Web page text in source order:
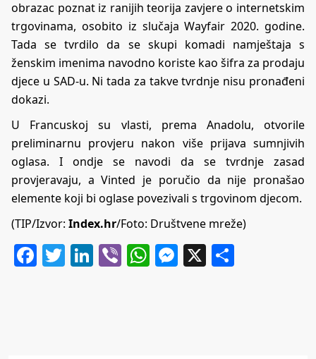
obrazac poznat iz ranijih teorija zavjere o internetskim
trgovinama, osobito iz slučaja Wayfair 2020. godine.
Tada se tvrdilo da se skupi komadi namještaja s
ženskim imenima navodno koriste kao šifra za prodaju
djece u SAD-u. Ni tada za takve tvrdnje nisu pronađeni
dokazi.
U Francuskoj su vlasti, prema Anadolu, otvorile
preliminarnu provjeru nakon više prijava sumnjivih
oglasa. I ondje se navodi da se tvrdnje zasad
provjeravaju, a Vinted je poručio da nije pronašao
elemente koji bi oglase povezivali s trgovinom djecom.
(TIP/Izvor: Index.hr/Foto: Društvene mreže)
Facebook
Twitter
LinkedIn
ViberWhatsApp
Messenger
X